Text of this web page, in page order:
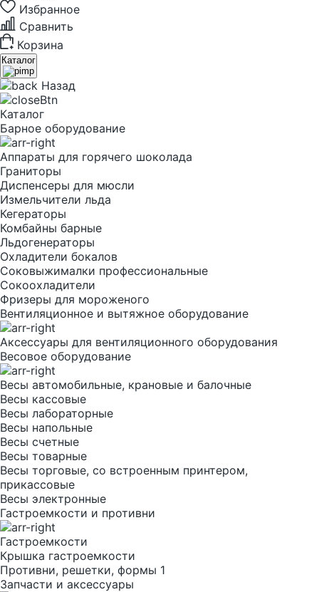
Избранное
Сравнить
Корзина
Каталог
Назад
Каталог
Барное оборудование
Аппараты для горячего шоколада
Граниторы
Диспенсеры для мюсли
Измельчители льда
Кегераторы
Комбайны барные
Льдогенераторы
Охладители бокалов
Соковыжималки профессиональные
Сокоохладители
Фризеры для мороженого
Вентиляционное и вытяжное оборудование
Аксессуары для вентиляционного оборудования
Весовое оборудование
Весы автомобильные, крановые и балочные
Весы кассовые
Весы лабораторные
Весы напольные
Весы счетные
Весы товарные
Весы торговые, со встроенным принтером,
прикассовые
Весы электронные
Гастроемкости и противни
Гастроемкости
Крышка гастроемкости
Противни, решетки, формы 1
Запчасти и аксессуары